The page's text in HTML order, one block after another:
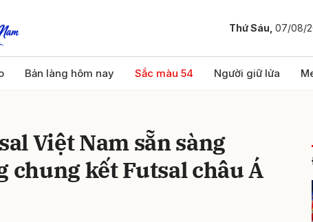
Thứ Sáu, 07/08/
Bản làng hôm nay Sắc màu 54 Người giữ lửa
Việt Nam sẵn sàng
chung kết Futsal châu Á
bình luận